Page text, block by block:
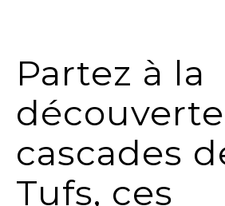
Partez à la
cascades
Tufs, ces